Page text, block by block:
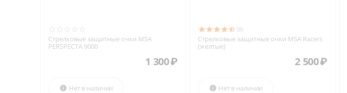
Стрелковые защитные очки MSA
PERSPECTA 9000
1 300₽
Нет в наличии

(8)
Стрелковые защитные очки MSA Racers
(жёлтые)
2 500₽
Нет в наличии
